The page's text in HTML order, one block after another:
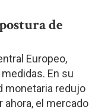
de
Europeo,
En su
monetaria redujo
ahora, el mercado